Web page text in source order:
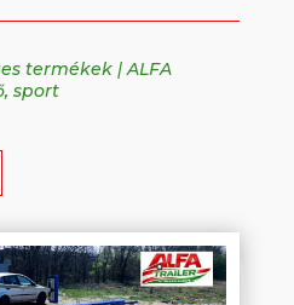
termékek| ALFA
sport